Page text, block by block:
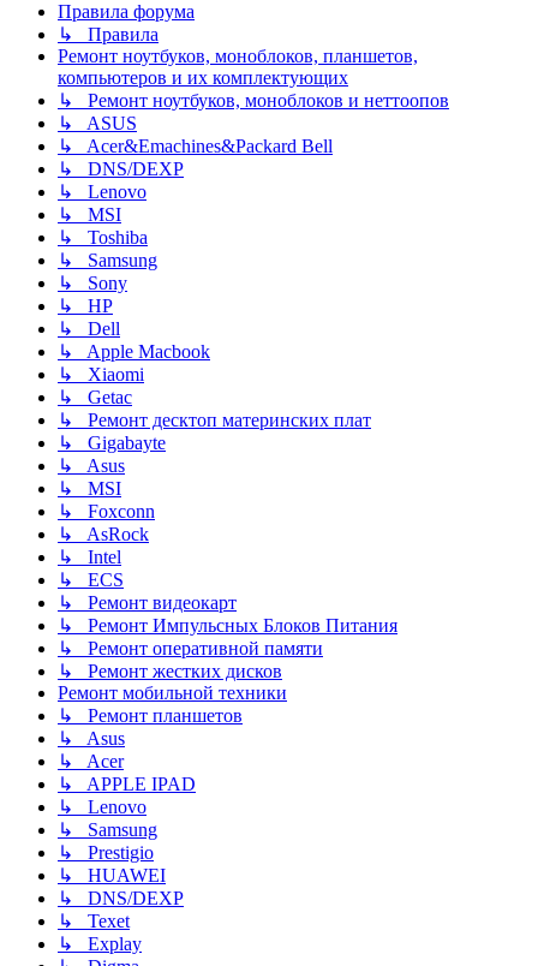
Правила форума
↳ Правила
Ремонт ноутбуков, моноблоков, планшетов,
компьютеров и их комплектующих
↳ Ремонт ноутбуков, моноблоков и неттоопов
↳ ASUS
↳ Acer&Emachines&Packard Bell
↳ DNS/DEXP
↳ Lenovo
↳ MSI
↳ Toshiba
↳ Samsung
↳ Sony
↳ HP
↳ Dell
↳ Apple Macbook
↳ Xiaomi
↳ Getac
↳ Ремонт десктоп материнских плат
↳ Gigabayte
↳ Asus
↳ MSI
↳ Foxconn
↳ AsRock
↳ Intel
↳ ECS
↳ Ремонт видеокарт
↳ Ремонт Импульсных Блоков Питания
↳ Ремонт оперативной памяти
↳ Ремонт жестких дисков
Ремонт мобильной техники
↳ Ремонт планшетов
↳ Asus
↳ Acer
↳ APPLE IPAD
↳ Lenovo
↳ Samsung
↳ Prestigio
↳ HUAWEI
↳ DNS/DEXP
↳ Texet
↳ Explay